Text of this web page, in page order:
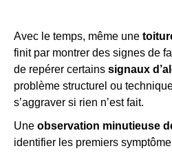
Avec le temps, même une
finit par montrer des signes de
de repérer certains signaux
problème structurel ou
s’aggraver si rien n’est fait.
Une observation minutieuse
identifier les premiers